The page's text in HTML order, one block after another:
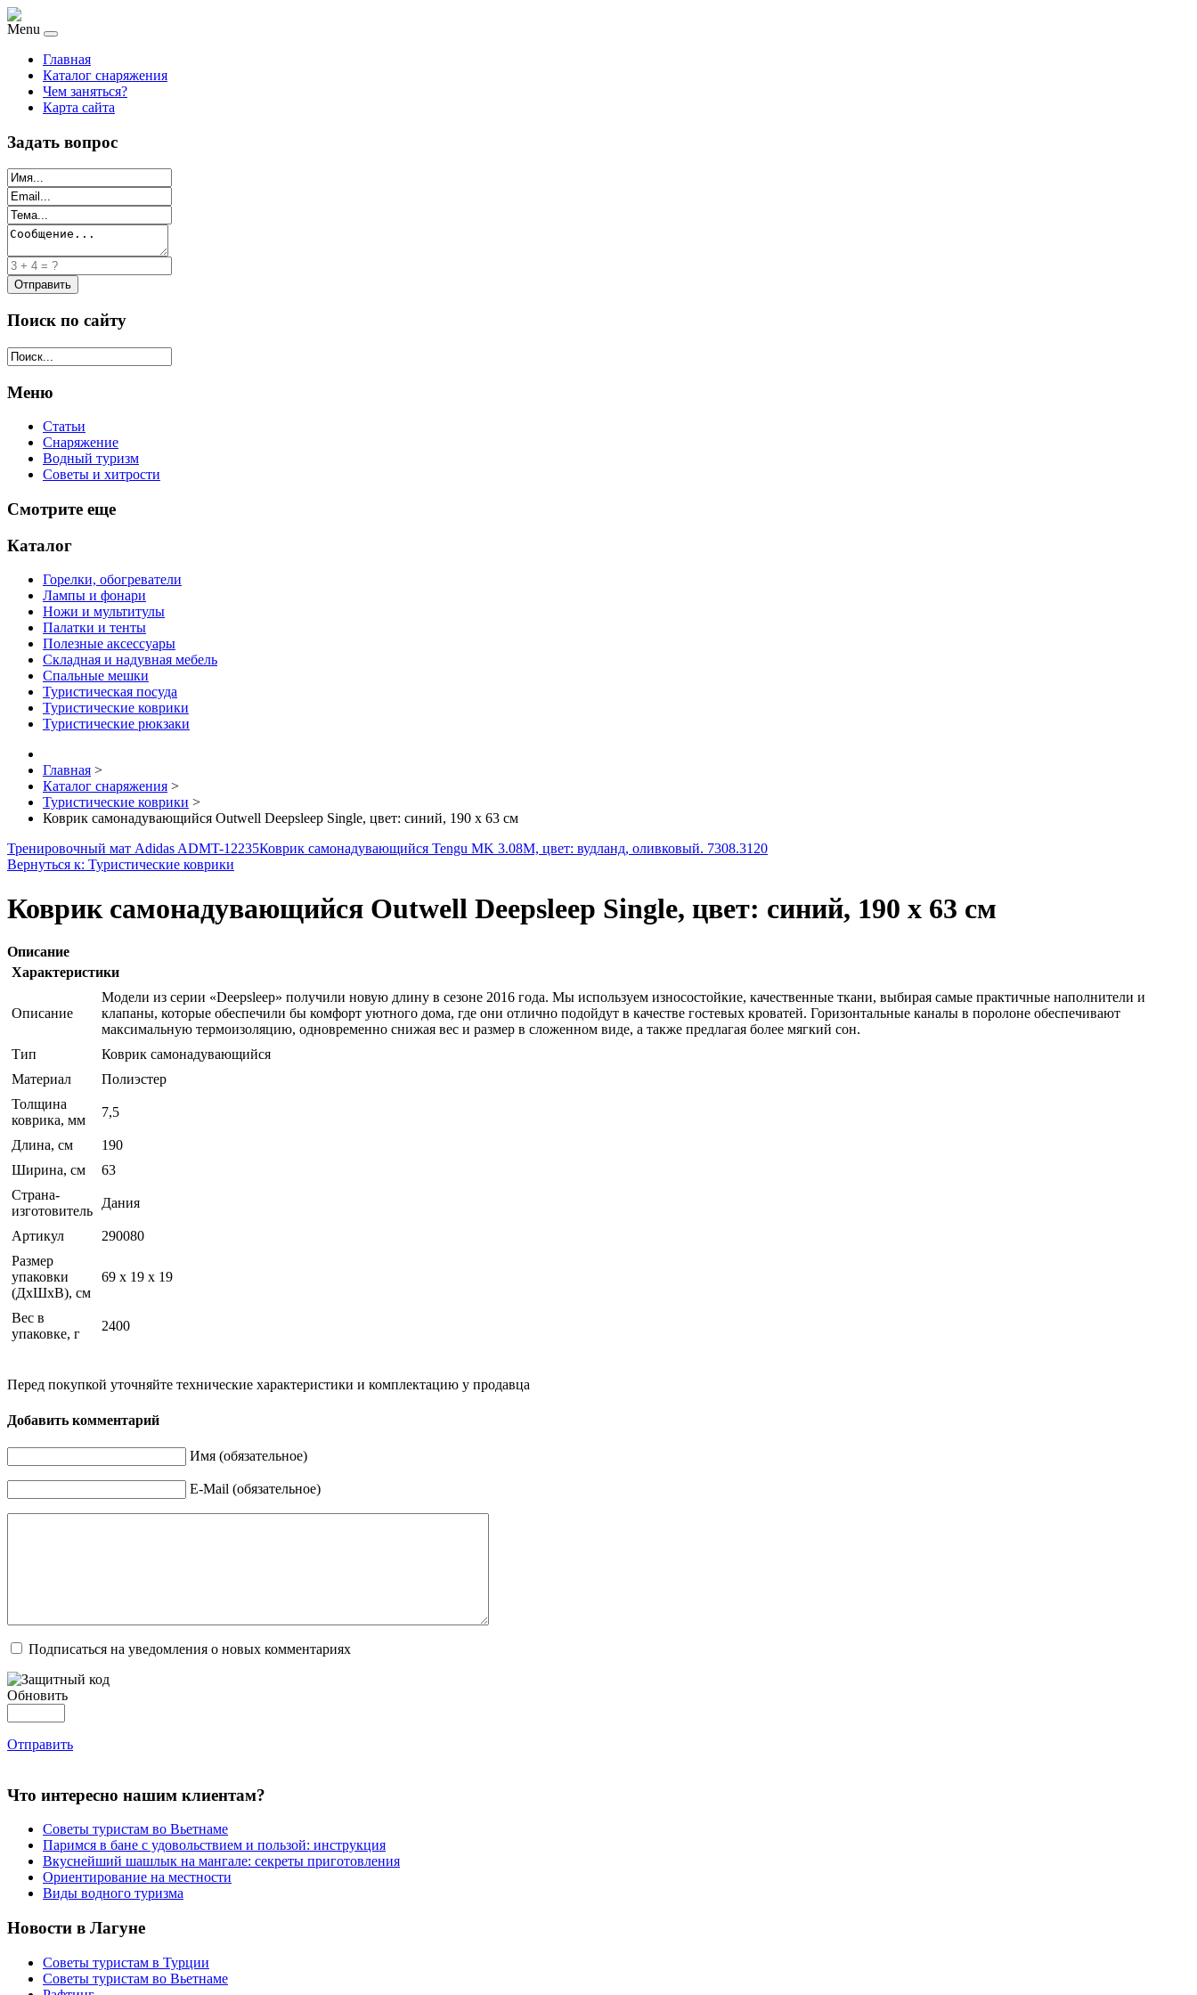
Menu
Главная
Каталог снаряжения
Чем заняться?
Карта сайта
Задать вопрос
Поиск по сайту
Меню
Статьи
Снаряжение
Водный туризм
Советы и хитрости
Смотрите еще
Каталог
Горелки, обогреватели
Лампы и фонари
Ножи и мультитулы
Палатки и тенты
Полезные аксессуары
Складная и надувная мебель
Спальные мешки
Туристическая посуда
Туристические коврики
Туристические рюкзаки
Главная >
Каталог снаряжения >
Туристические коврики >
Коврик самонадувающийся Outwell Deepsleep Single, цвет: синий, 190 х 63 см
Тренировочный мат Adidas ADMT-12235Коврик самонадувающийся Tengu MK 3.08M, цвет: вудланд, оливковый. 7308.3120
Вернуться к: Туристические коврики
Коврик самонадувающийся Outwell Deepsleep Single, цвет: синий, 190 х 63 см
Описание
Характеристики
Описание
Модели из серии «Deepsleep» получили новую длину в сезоне 2016 года. Мы используем износостойкие, качественные ткани, выбирая самые практичные наполнители и
клапаны, которые обеспечили бы комфорт уютного дома, где они отлично подойдут в качестве гостевых кроватей. Горизонтальные каналы в поролоне обеспечивают
максимальную термоизоляцию, одновременно снижая вес и размер в сложенном виде, а также предлагая более мягкий сон.
Тип
Коврик самонадувающийся
Материал
Полиэстер
Толщина
коврика, мм
7,5
Длина, см
190
Ширина, см
63
Страна-
изготовитель
Дания
Артикул
290080
Размер
упаковки
(ДхШхВ), см
69 x 19 x 19
Вес в
упаковке, г
2400
Перед покупкой уточняйте технические характеристики и комплектацию у продавца
Добавить комментарий
Имя (обязательное)
E-Mail (обязательное)
Подписаться на уведомления о новых комментариях
Обновить
Отправить
Что интересно нашим клиентам?
Советы туристам во Вьетнаме
Паримся в бане с удовольствием и пользой: инструкция
Вкуснейший шашлык на мангале: секреты приготовления
Ориентирование на местности
Виды водного туризма
Новости в Лагуне
Советы туристам в Турции
Советы туристам во Вьетнаме